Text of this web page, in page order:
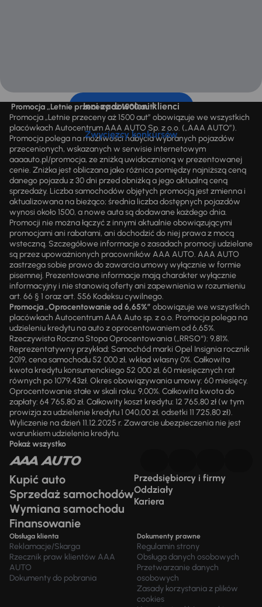
Inni zadowoleni klienci
Zwycięzcy konkursów
Promocja „Letnie przeceny aż 1500 aut”
Promocja „Letnie przeceny aż 1500 aut” obowiązuje we wszystkich
placówkach Autocentrum AAA AUTO Sp. z o.o. („AAA AUTO”).
Promocja polega na możliwości nabycia wybranych pojazdów
przecenionych, wskazanych w serwisie internetowym
aaaauto.pl/promocja, ze zniżką uwidocznioną w prezentowanej
cenie. Zniżka jest obliczana jako różnica pomiędzy najniższą ceną
danego pojazdu z 30 dni przed obniżką a jego aktualną ceną
sprzedaży. Liczba samochodów objętych promocją jest zmienna i
aktualizowana na bieżąco; średnia liczba dostępnych pojazdów
wynosi około 1500, a nowe auta są dodawane każdego dnia.
Promocji nie można łączyć z innymi aktualnie obowiązującymi
promocjami ani rabatami, ani dochodzić do niej prawa z mocą
wsteczną. Szczegółowe informacje o zasadach promocji udzielane
są przez upoważnionych pracowników AAA AUTO. AAA AUTO
zastrzega sobie prawo do zawarcia umowy wyłącznie w formie
pisemnej. Prezentowane informacje mają charakter wyłącznie
informacyjny i nie stanowią oferty ani zapewnienia w rozumieniu
art. 66 § 1 oraz art. 556 Kodeksu cywilnego.
Promocja „Oprocentowanie od 6,65%” obowiązuje we wszystkich
placówkach Autocentrum AAA Auto sp. z o.o. Promocja polega na
udzieleniu kredytu na auto z oprocentowaniem od 6,65%.
Rzeczywista Roczna Stopa Oprocentowania („RRSO“): 9,81%.
Reprezentatywny przykład: Samochód marki Opel Insignia rocznik
2019, cena samochodu 52 000 zł, wkład własny 0%. Całkowita
kwota kredytu konsumenckiego 52 000 zł, 60 miesięcznych rat
równych po 1079,43zł. Okres obowiązywania umowy: 60 miesięcy.
Oprocentowanie stałe w skali roku: 9,00%. Całkowita kwota do
zapłaty: 64 765,80 zł. Całkowity koszt kredytu: 12 765,80 zł (w tym
prowizja za udzielenie kredytu 1 040,00 zł, odsetki 11 725,80 zł).
Wyliczenie na dzień 11.12.2025 r. Zawarcie ubezpieczenia nie jest
warunkiem udzielenia kredytu.
Pokaż wszystko
Kupić auto
Sprzedaż samochodów
Wymiana samochodu
Finansowanie
Przedsiębiorcy i firmy
Oddziały
Kariera
Obsługa klienta
Reklamacje/Skarga
Rzecznik praw klientów AAA
AUTO
Dokumenty do pobrania
Dokumenty prawne
Regulamin strony
Obsługa danych osobowych
Przetwarzanie danych
osobowych
Zasady korzystania z plików
cookies